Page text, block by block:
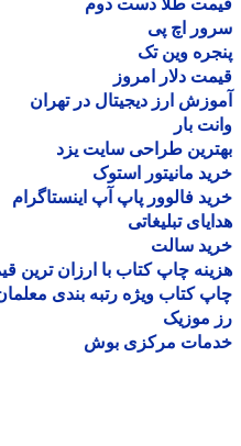
طلا دست دوم
اچ پی
وین تک
دلار امروز
ارز دیجیتال در تهران
بار
طراحی سایت یزد
مانیتور استوک
فالوور پاپ آپ اینستاگرام
تبلیغاتی
سالت
چاپ کتاب با ارزان ترین قیمت
کتاب ویژه رتبه بندی معلمان
موزیک
مرکزی بوش